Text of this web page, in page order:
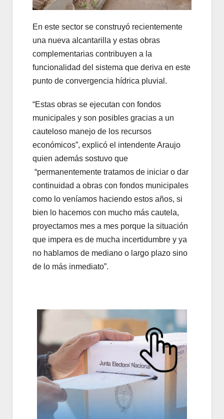
En este sector se construyó recientemente
una nueva alcantarilla y estas obras
complementarias contribuyen a la
funcionalidad del sistema que deriva en este
punto de convergencia hídrica pluvial.
“Estas obras se ejecutan con fondos
municipales y son posibles gracias a un
cauteloso manejo de los recursos
económicos”, explicó el intendente Araujo
quien además sostuvo que
“permanentemente tratamos de iniciar o dar
continuidad a obras con fondos municipales
como lo veníamos haciendo estos años, si
bien lo hacemos con mucho más cautela,
proyectamos mes a mes porque la situación
que impera es de mucha incertidumbre y ya
no hablamos de mediano o largo plazo sino
de lo más inmediato”.